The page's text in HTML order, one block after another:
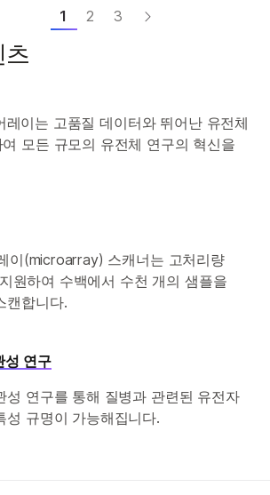
1 2 3
츠
레이는 고품질 데이터와 뛰어난 유전체
모든 규모의 유전체 연구의 혁신을
이(microarray) 스캐너는 고처리량
원하여 수백에서 수천 개의 샘플을
캔합니다.
성 연구
성 연구를 통해 질병과 관련된 유전자
성 규명이 가능해집니다.